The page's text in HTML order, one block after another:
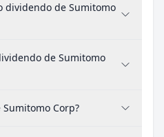
dividendo de Sumitomo
de Sumitomo
Corp?